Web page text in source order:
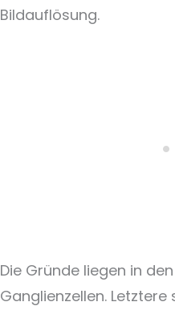
Bildauflösung.
Die Gründe liegen in
Ganglienzellen. Letztere